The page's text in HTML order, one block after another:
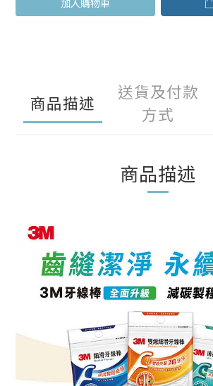
加入購物車
商品描述
送貨及付款
方式
商品描述